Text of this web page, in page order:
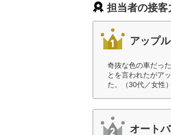
担当者の接
アップル
奇抜な色の車だっ
とを言われたがア
た。（30代／女性）
オート